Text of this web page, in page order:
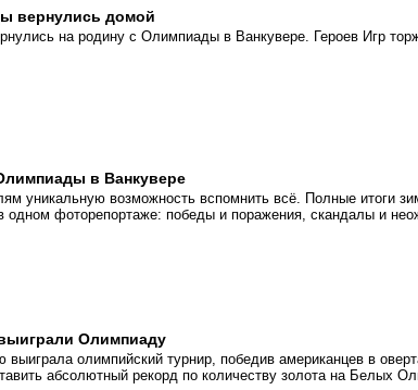
вернулись домой
на родину с Олимпиады в Ванкувере. Героев Игр
в Ванкувере
уникальную возможность вспомнить всё. Полные итоги
одном фоторепортаже: победы и поражения, скандалы и
Олимпиаду
выиграла олимпийский турнир, победив американцев в
абсолютный рекорд по количеству золота на Белых